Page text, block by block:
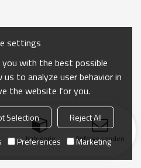
Kategorie Anfrage senden
settings
with the best possible
us to analyze user behavior in
the website for you.
Selection
Reject All
Preferences Marketing